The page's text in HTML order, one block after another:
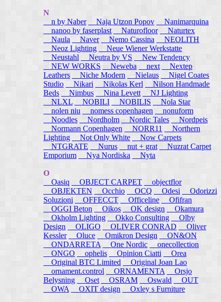
N
n by Naber
Naja Utzon Popov
Nanimarquina
nanoo by faserplast
Naturofloor
Naturtex
Naula
Naver Nemo Cassina
NEOLITH
Neoz Lighting
Neue Wiener Werkstatte
Neustahl
Neutra by VS
New Tendency
NEW WORKS
Neweba next
Nextep
Leathers
Niche Modern Nielaus
Nigel Coates
Studio
Nikari Nikolas Kerl
Nilson Handmade
Beds
Nimbus Nina Levett
NJ Lighting
NLXL
NOBILI NOBILIS
Nola Star
nolen niu
nomess copenhagen
nonuform
Noodles
Nordholm Nordic Tales
Nordpeis
Normann Copenhagen
NORR11
Northern
Lighting
Not Only White
Now Carpets
NTGRATE
Nurus nut + grat
Nuzrat Carpet
Emporium
Nya Nordiska Nyta
O
Oasiq
OBJECT CARPET
objectflor
OBJEKTEN
Occhio OCQ Odesi
Odorizzi
Soluzioni
OFFECCT Officeline
Ofifran
OGGI Beton
Oikos OK design
Okamura
Okholm Lighting
Okko Consulting
Olby
Design
OLIGO OLIVER CONRAD
Oliver
Kessler
Oluce Omikron Design
ON&ON
ONDARRETA
One Nordic
onecollection
ONGO
ophelis Opinion Ciatti
Orea
Original BTC Limited
Original Joan Lao
ornament.control
ORNAMENTA
Orsjo
Belysning
Oset OSRAM Oswald
OUT
OWA
OXIT design Oxley s Furniture